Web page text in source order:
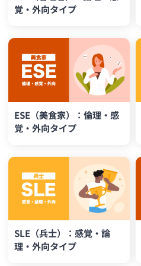
覚・外向タイプ
ESE（美食家）：倫理・感
覚・外向タイプ
SLE（兵士）：感覚・論
理・外向タイプ